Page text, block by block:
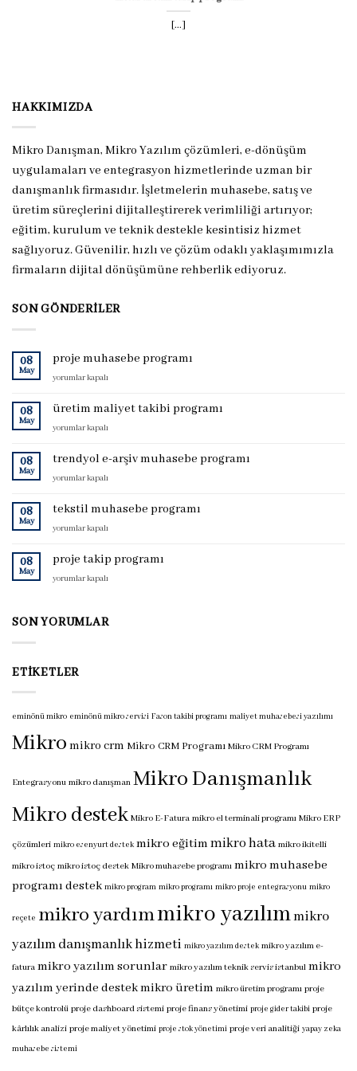
[...]
HAKKIMIZDA
Mikro Danışman, Mikro Yazılım çözümleri, e-dönüşüm
uygulamaları ve entegrasyon hizmetlerinde uzman bir
danışmanlık firmasıdır. İşletmelerin muhasebe, satış ve
üretim süreçlerini dijitalleştirerek verimliliği artırıyor;
eğitim, kurulum ve teknik destekle kesintisiz hizmet
sağlıyoruz. Güvenilir, hızlı ve çözüm odaklı yaklaşımımızla
firmaların dijital dönüşümüne rehberlik ediyoruz.
SON GÖNDERILER
08
May
proje muhasebe programı
proje
programı
yorumlar kapalı
08
May
üretim maliyet takibi programı
üretim
takibi
programı
için
yorumlar kapalı
08
May
trendyol e-arşiv muhasebe programı
trendyol
arşiv
programı
yorumlar kapalı
08
May
tekstil muhasebe programı
tekstil
programı
için
yorumlar kapalı
08
May
proje takip programı
proje
için
yorumlar kapalı
SON YORUMLAR
ETIKETLER
eminönü mikro eminönü mikro servisi Fason takibi programı maliyet muhasebesi yazılımı
Mikro mikro crm Mikro CRM Programı Mikro CRM Programı
Entegrasyonu mikro danışman Mikro Danışmanlık
Mikro destek Mikro E-Fatura mikro el terminali programı Mikro ERP
çözümleri mikro esenyurt destek mikro eğitimmikro hata mikro ikitelli
mikro istoç mikro istoç destek Mikro muhasebe programı mikro muhasebe
programı destek mikro program mikro programı mikro proje entegrasyonu mikro
reçete mikro yardımmikro yazılımmikro
yazılım danışmanlık hizmeti mikro yazılım destek mikro yazılım e-
fatura mikro yazılım sorunlar mikro yazılım teknik servis istanbul mikro
yazılım yerinde destekmikro üretim mikro üretim programı proje
bütçe kontrolü proje dashboard sistemi proje finans yönetimi proje gider takibi proje
kârlılık analizi proje maliyet yönetimi proje stok yönetimi proje veri analitiği yapay zeka
muhasebe sistemi